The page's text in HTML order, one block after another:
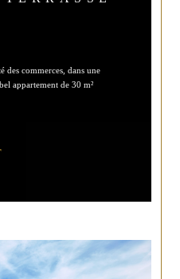
des commerces, dans une
appartement de 30 m²